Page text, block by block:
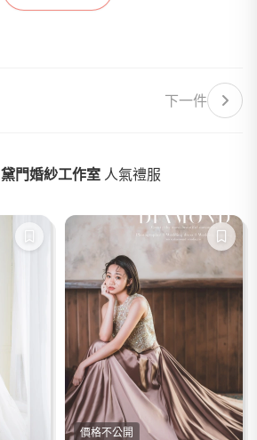
下一件
黛門婚紗工作室 人氣禮服
價格不公開